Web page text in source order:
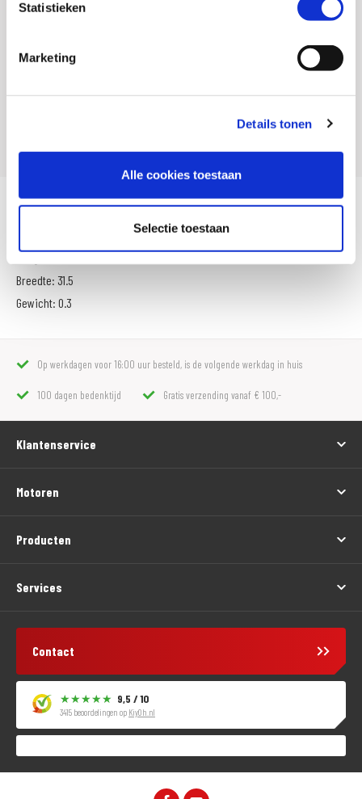
Statistieken
Marketing
Details tonen
Alle cookies toestaan
Selectie toestaan
Titel
Wandklok Booster, FP, 30,5x5x23,5cm
Leveranciersnummer
SKU
009279
Must-have voor de echte motorfan.
Hoogte: 23 cm
Breedte: 31.5
Gewicht: 0.3
Op werkdagen voor 16:00 uur besteld, is de volgende werkdag in huis
100 dagen bedenktijd Gratis verzending vanaf € 100,-
Klantenservice
Motoren
Producten
Services
Contact
9,5 / 10
3415 beoordelingen op KiyOh.nl